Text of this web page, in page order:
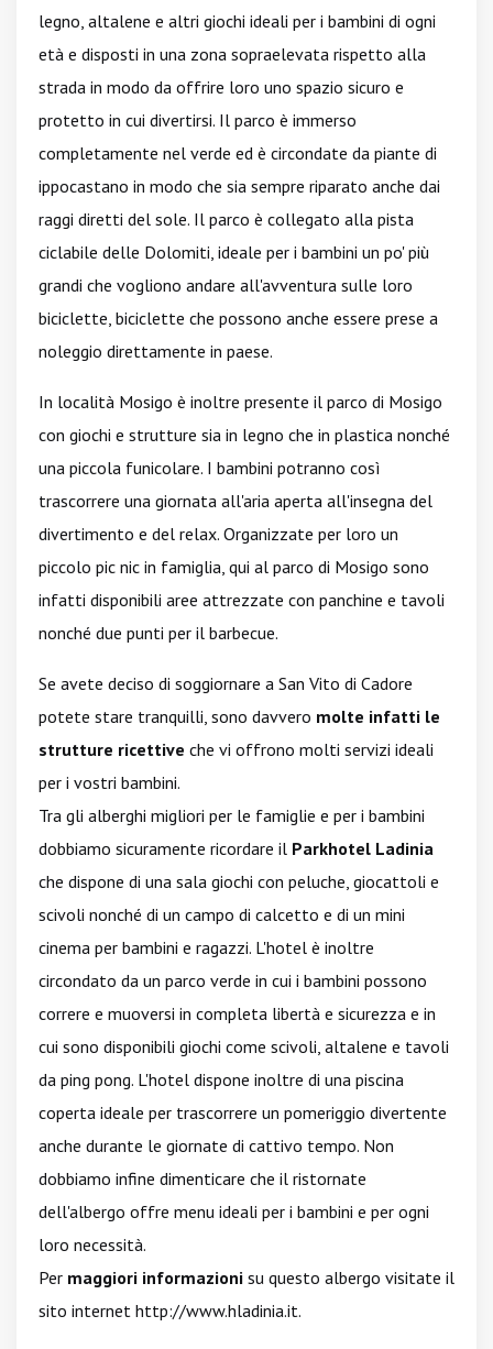
legno, altalene e altri giochi ideali per i bambini di ogni
età e disposti in una zona sopraelevata rispetto alla
strada in modo da offrire loro uno spazio sicuro e
protetto in cui divertirsi. Il parco è immerso
completamente nel verde ed è circondate da piante di
ippocastano in modo che sia sempre riparato anche dai
raggi diretti del sole. Il parco è collegato alla pista
ciclabile delle Dolomiti, ideale per i bambini un po' più
grandi che vogliono andare all'avventura sulle loro
biciclette, biciclette che possono anche essere prese a
noleggio direttamente in paese.
In località Mosigo è inoltre presente il parco di Mosigo
con giochi e strutture sia in legno che in plastica nonché
una piccola funicolare. I bambini potranno così
trascorrere una giornata all'aria aperta all'insegna del
divertimento e del relax. Organizzate per loro un
piccolo pic nic in famiglia, qui al parco di Mosigo sono
infatti disponibili aree attrezzate con panchine e tavoli
nonché due punti per il barbecue.
Se avete deciso di soggiornare a San Vito di Cadore
potete stare tranquilli, sono davvero molte infatti le
strutture ricettive che vi offrono molti servizi ideali
per i vostri bambini.
Tra gli alberghi migliori per le famiglie e per i bambini
dobbiamo sicuramente ricordare il Parkhotel Ladinia
che dispone di una sala giochi con peluche, giocattoli e
scivoli nonché di un campo di calcetto e di un mini
cinema per bambini e ragazzi. L'hotel è inoltre
circondato da un parco verde in cui i bambini possono
correre e muoversi in completa libertà e sicurezza e in
cui sono disponibili giochi come scivoli, altalene e tavoli
da ping pong. L'hotel dispone inoltre di una piscina
coperta ideale per trascorrere un pomeriggio divertente
anche durante le giornate di cattivo tempo. Non
dobbiamo infine dimenticare che il ristornate
dell'albergo offre menu ideali per i bambini e per ogni
loro necessità.
Per maggiori informazioni su questo albergo visitate il
sito internet http://www.hladinia.it.